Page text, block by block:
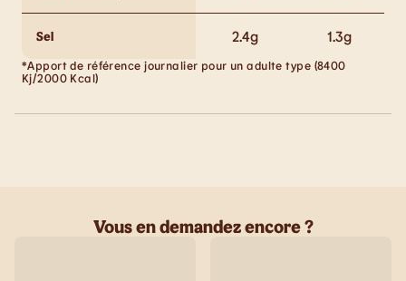
Sel 2.4g 1.3g
*Apport de référence journalier pour un adulte type (8400
Kj/2000 Kcal)
Vous en demandez encore ?